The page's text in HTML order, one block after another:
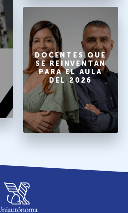
DOCENTES QUE
SE REINVENTAN
PARA EL AULA
DEL 2026